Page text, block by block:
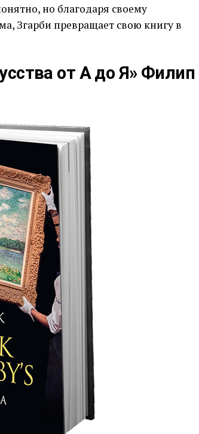
но благодаря своему
Згарби превращает свою книгу в
от А до Я» Филип